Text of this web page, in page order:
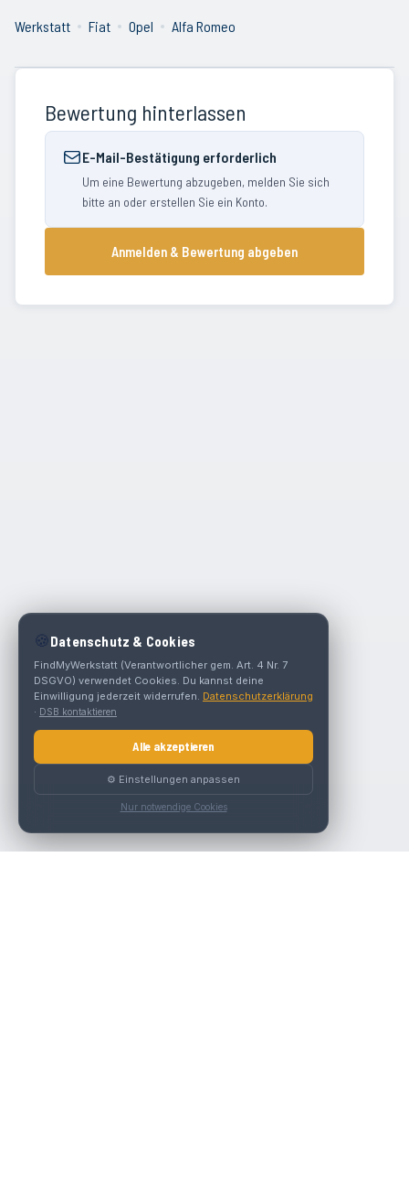
Werkstatt Fiat Opel Alfa Romeo
Bewertung hinterlassen
E-Mail-Bestätigung erforderlich
Um eine Bewertung abzugeben, melden Sie sich
bitte an oder erstellen Sie ein Konto.
Anmelden & Bewertung abgeben
🍪 Datenschutz & Cookies
FindMyWerkstatt (Verantwortlicher gem. Art. 4 Nr. 7
DSGVO) verwendet Cookies. Du kannst deine
Einwilligung jederzeit widerrufen. Datenschutzerklärung
· DSB kontaktieren
Alle akzeptieren
⚙️ Einstellungen anpassen
Nur notwendige Cookies